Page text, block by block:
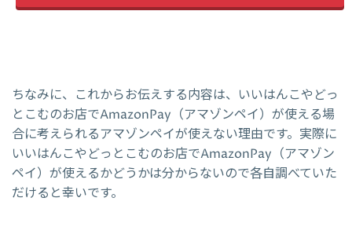
ちなみに、これからお伝えする内容は、いいはんこやどっ
とこむのお店でAmazonPay（アマゾンペイ）が使える場
合に考えられるアマゾンペイが使えない理由です。実際に
いいはんこやどっとこむのお店でAmazonPay（アマゾン
ペイ）が使えるかどうかは分からないので各自調べていた
だけると幸いです。